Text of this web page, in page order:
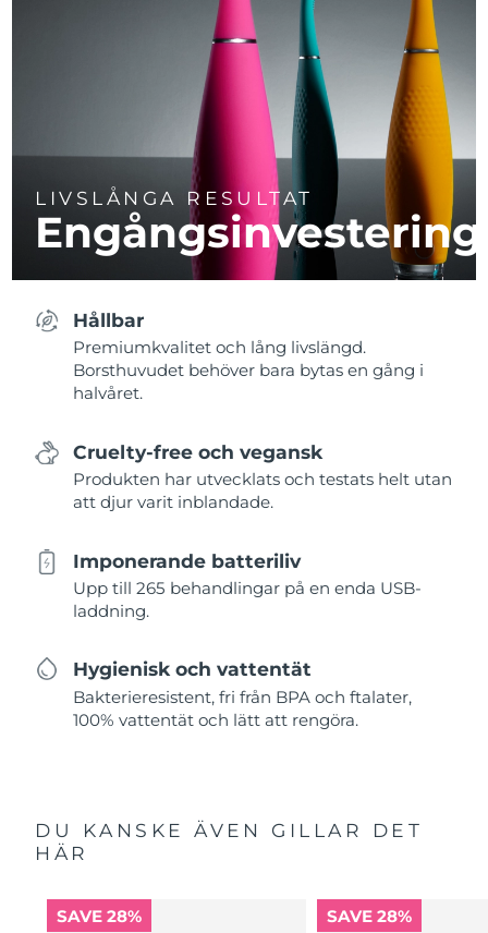
LIVSLÅNGA RESULTAT
Engångsinvestering
Hållbar
Premiumkvalitet och lång livslängd.
Borsthuvudet behöver bara bytas en gång i
halvåret.
Cruelty-free och vegansk
Produkten har utvecklats och testats helt utan
att djur varit inblandade.
Imponerande batteriliv
Upp till 265 behandlingar på en enda USB-
laddning.
Hygienisk och vattentät
Bakterieresistent, fri från BPA och ftalater,
100% vattentät och lätt att rengöra.
DU KANSKE ÄVEN GILLAR DET
HÄR
SAVE 28% SAVE 28%